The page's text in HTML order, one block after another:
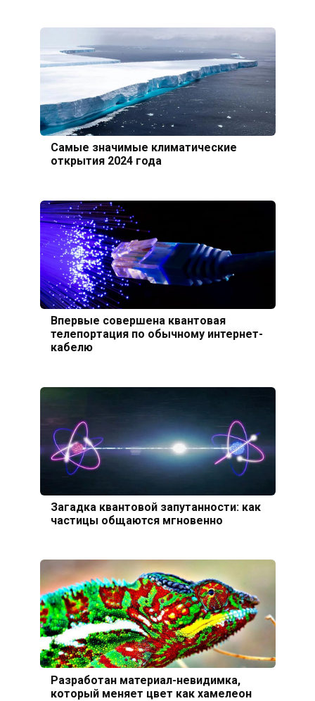
Самые значимые климатические
открытия 2024 года
Впервые совершена квантовая
телепортация по обычному интернет-
кабелю
Загадка квантовой запутанности: как
частицы общаются мгновенно
Разработан материал-невидимка,
который меняет цвет как хамелеон